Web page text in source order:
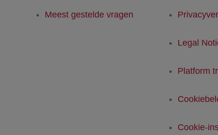
Meest gestelde vragen
Legal
Platform
Cookie-